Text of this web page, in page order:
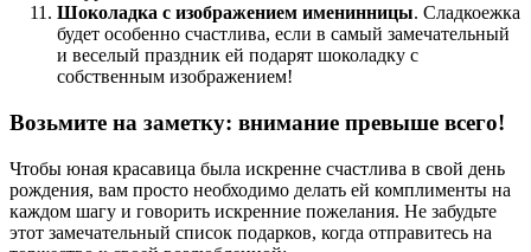
Шоколадка с изображением именинницы. Сладкоежка
будет особенно счастлива, если в самый замечательный
и веселый праздник ей подарят шоколадку с
собственным изображением!
Возьмите на заметку: внимание превыше всего!
Чтобы юная красавица была искренне счастлива в свой день
рождения, вам просто необходимо делать ей комплименты на
каждом шагу и говорить искренние пожелания. Не забудьте
этот замечательный список подарков, когда отправитесь на